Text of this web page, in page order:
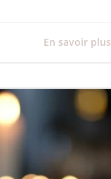
En savoir plus